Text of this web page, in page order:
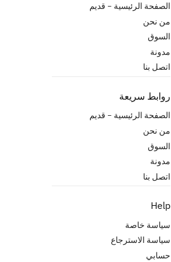
الصفحة الرئيسية – قدیم
من نحن
السوق
مدونة
اتصل بنا
روابط سريعة
الصفحة الرئيسية – قدیم
من نحن
السوق
مدونة
اتصل بنا
Help
سياسة خاصة
سياسة الاسترجاع
حسابي